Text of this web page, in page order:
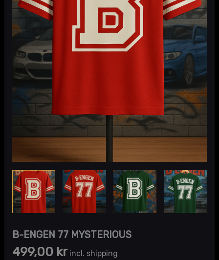
B-ENGEN 77 MYSTERIOUS
499,00 kr incl. shipping